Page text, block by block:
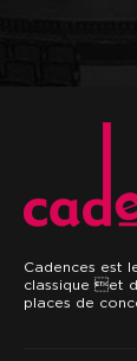
Cadences est
classique et
places de